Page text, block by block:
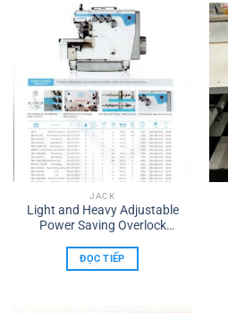
JACK
Light and Heavy Adjustable
Power Saving Overlock
ĐỌC TIẾP